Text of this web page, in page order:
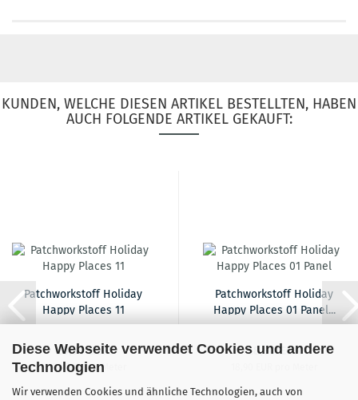
Diese Webseite verwendet Cookies und andere
Technologien
Wir verwenden Cookies und ähnliche Technologien, auch von
KUNDEN, WELCHE DIESEN ARTIKEL BESTELLTEN, HABEN
AUCH FOLGENDE ARTIKEL GEKAUFT:
Patchworkstoff Holiday
Happy Places 11
18,90 EUR
18,90 EUR pro Meter
Patchworkstoff Holiday
Happy Places 01 Panel...
18,90 EUR